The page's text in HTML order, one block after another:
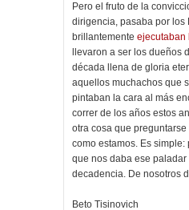
Pero el fruto de la
dirigencia, pasaba por los
brillantemente ejecutaban
llevaron a ser los dueños
década llena de gloria
aquellos muchachos que
pintaban la cara al más
correr de los años estos
otra cosa que
como estamos. Es
que nos daba ese
decadencia. De nosotros
Beto Tisinovich